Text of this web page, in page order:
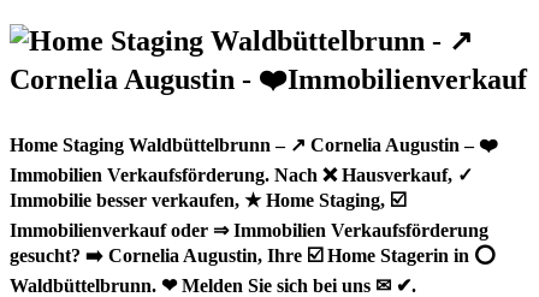
Home Staging Waldbüttelbrunn – ↗️ Cornelia Augustin – ❤️
Immobilien Verkaufsförderung. Nach ❌ Hausverkauf, ✓
Immobilie besser verkaufen, ★ Home Staging, ☑️
Immobilienverkauf oder ⇒ Immobilien Verkaufsförderung
gesucht? ➡️ Cornelia Augustin, Ihre ☑️ Home Stagerin in ⭕
Waldbüttelbrunn. ❤ Melden Sie sich bei uns ✉ ✔.